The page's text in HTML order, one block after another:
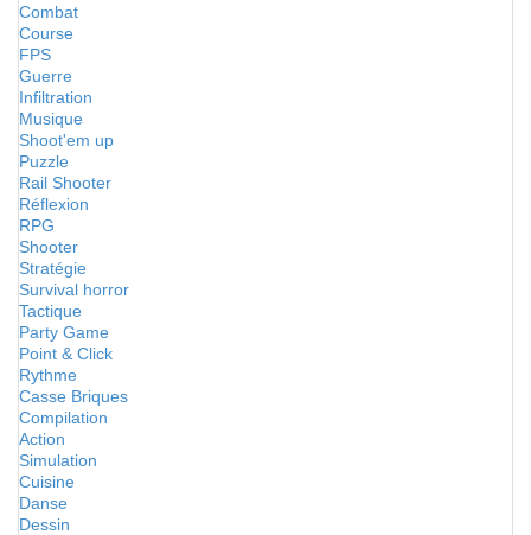
Combat
Course
FPS
Guerre
Infiltration
Musique
Shoot'em up
Puzzle
Rail Shooter
Réflexion
RPG
Shooter
Stratégie
Survival horror
Tactique
Party Game
Point & Click
Rythme
Casse Briques
Compilation
Action
Simulation
Cuisine
Danse
Dessin